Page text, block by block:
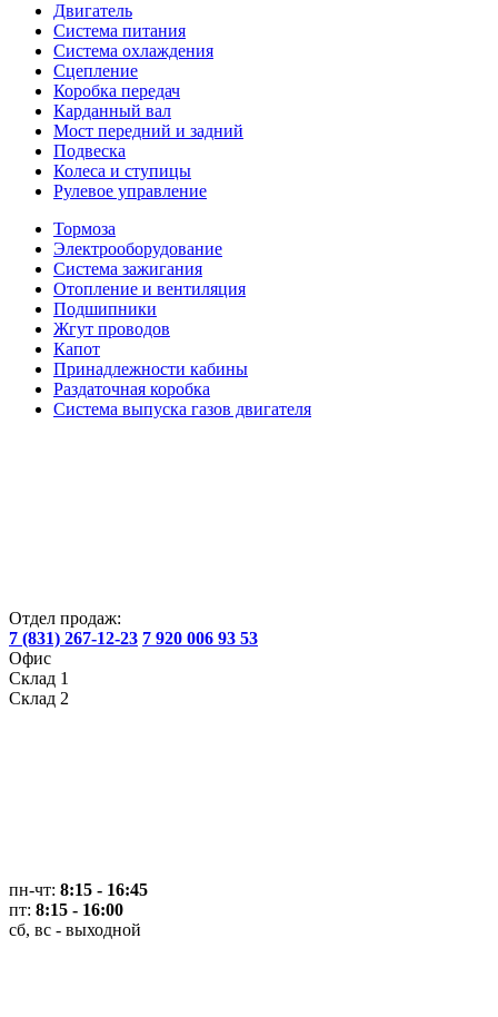
Двигатель
Система питания
Система охлаждения
Сцепление
Коробка передач
Карданный вал
Мост передний и задний
Подвеска
Колеса и ступицы
Рулевое управление
Тормоза
Электрооборудование
Система зажигания
Отопление и вентиляция
Подшипники
Жгут проводов
Капот
Принадлежности кабины
Раздаточная коробка
Система выпуска газов двигателя
Отдел продаж:
7 (831) 267-12-23 7 920 006 93 53
Офис
Склад 1
Склад 2
пн-чт: 8:15 - 16:45
пт: 8:15 - 16:00
сб, вс - выходной